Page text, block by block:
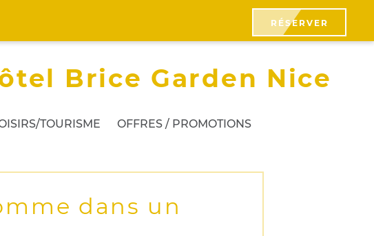
RÉSERVER
Brice Garden Nice
TOURISME OFFRES / PROMOTIONS
dans un